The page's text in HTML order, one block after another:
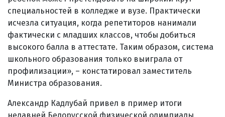
специальностей в колледже и вузе. Практически
исчезла ситуация, когда репетиторов нанимали
фактически с младших классов, чтобы добиться
высокого балла в аттестате. Таким образом, система
школьного образования только выиграла от
профилизации», – констатировал заместитель
Министра образования.
Александр Кадлубай привел в пример итоги
недавней Белорусской физической олимпиады